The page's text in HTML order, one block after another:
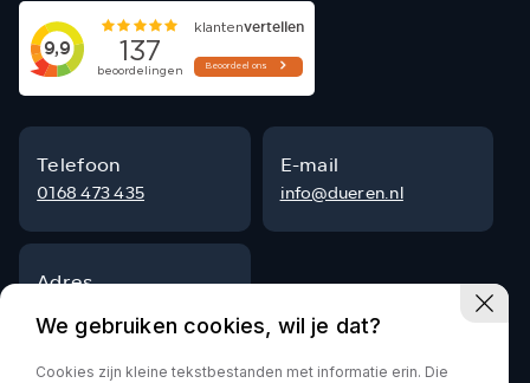
Telefoon
0168 473 435
E-mail
info@dueren.nl
Adres
4797 SG Willemstad
We gebruiken cookies, wil je dat?
Cookies zijn kleine tekstbestanden met informatie erin. Die